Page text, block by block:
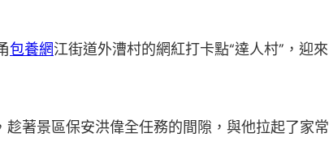
包養網江街道外漕村的網紅打卡點“達人村”，迎
著景區保安洪偉全任務的間隙，與他拉起了家常